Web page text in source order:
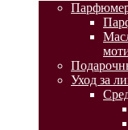
Уход за